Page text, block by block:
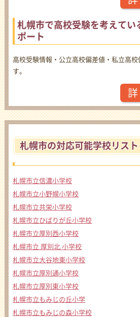
札幌市で高校受験を考えてい
ポート
高校受験情報・公立高校偏差値・私立高
す。
詳
札幌市の対応可能学校リスト
札幌市立信濃小学校
札幌市立小野幌小学校
札幌市立共栄小学校
札幌市立ひばりが丘小学校
札幌市立厚別西小学校
札幌市立 厚別北 小学校
札幌市立大谷地東小学校
札幌市立厚別通小学校
札幌市立厚別東小学校
札幌市立もみじの丘小学
札幌市立もみじの森小学校